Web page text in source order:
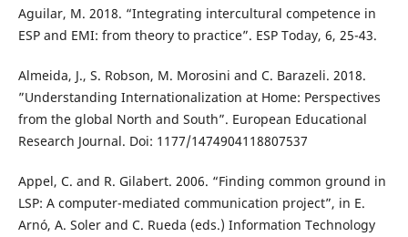
Aguilar, M. 2018. “Integrating intercultural competence in
ESP and EMI: from theory to practice”. ESP Today, 6, 25-43.
Almeida, J., S. Robson, M. Morosini and C. Barazeli. 2018.
”Understanding Internationalization at Home: Perspectives
from the global North and South”. European Educational
Research Journal. Doi: 1177/1474904118807537
Appel, C. and R. Gilabert. 2006. “Finding common ground in
LSP: A computer-mediated communication project”, in E.
Arnó, A. Soler and C. Rueda (eds.) Information Technology